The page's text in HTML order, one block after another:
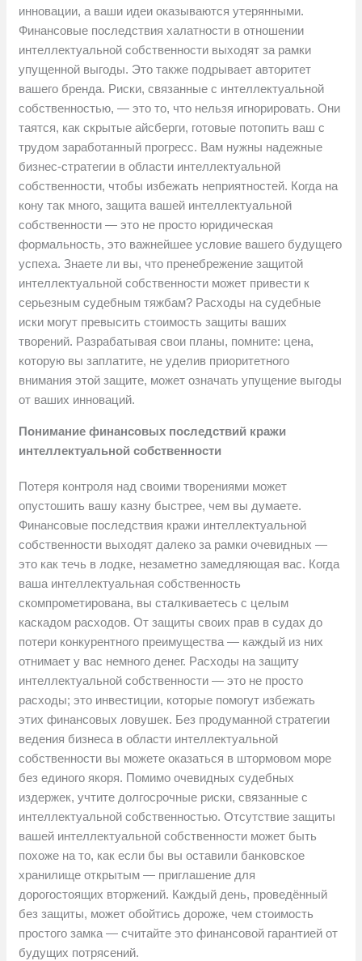
инновации, а ваши идеи оказываются утерянными.
Финансовые последствия халатности в отношении
интеллектуальной собственности выходят за рамки
упущенной выгоды. Это также подрывает авторитет
вашего бренда. Риски, связанные с интеллектуальной
собственностью, — это то, что нельзя игнорировать. Они
таятся, как скрытые айсберги, готовые потопить ваш с
трудом заработанный прогресс. Вам нужны надежные
бизнес-стратегии в области интеллектуальной
собственности, чтобы избежать неприятностей. Когда на
кону так много, защита вашей интеллектуальной
собственности — это не просто юридическая
формальность, это важнейшее условие вашего будущего
успеха. Знаете ли вы, что пренебрежение защитой
интеллектуальной собственности может привести к
серьезным судебным тяжбам? Расходы на судебные
иски могут превысить стоимость защиты ваших
творений. Разрабатывая свои планы, помните: цена,
которую вы заплатите, не уделив приоритетного
внимания этой защите, может означать упущение выгоды
от ваших инноваций.
Понимание финансовых последствий кражи
интеллектуальной собственности
Потеря контроля над своими творениями может
опустошить вашу казну быстрее, чем вы думаете.
Финансовые последствия кражи интеллектуальной
собственности выходят далеко за рамки очевидных —
это как течь в лодке, незаметно замедляющая вас. Когда
ваша интеллектуальная собственность
скомпрометирована, вы сталкиваетесь с целым
каскадом расходов. От защиты своих прав в судах до
потери конкурентного преимущества — каждый из них
отнимает у вас немного денег. Расходы на защиту
интеллектуальной собственности — это не просто
расходы; это инвестиции, которые помогут избежать
этих финансовых ловушек. Без продуманной стратегии
ведения бизнеса в области интеллектуальной
собственности вы можете оказаться в штормовом море
без единого якоря. Помимо очевидных судебных
издержек, учтите долгосрочные риски, связанные с
интеллектуальной собственностью. Отсутствие защиты
вашей интеллектуальной собственности может быть
похоже на то, как если бы вы оставили банковское
хранилище открытым — приглашение для
дорогостоящих вторжений. Каждый день, проведённый
без защиты, может обойтись дороже, чем стоимость
простого замка — считайте это финансовой гарантией от
будущих потрясений.